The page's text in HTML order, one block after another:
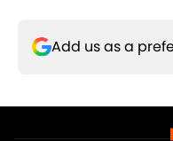
Add us as a